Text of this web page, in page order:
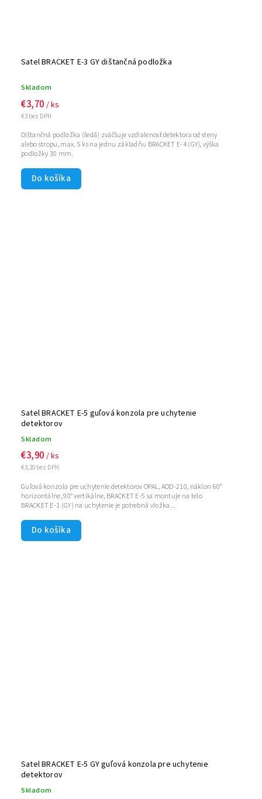
Satel BRACKET E-3 GY dištančná podložka
Skladom
€3 bez DPH
€3,70 / ks
Do košíka
Dištančná podložka (šedá) zväčšuje vzdialenosť detektora od steny
alebo stropu, max. 5 ks na jednu základňu BRACKET E-4 (GY), výška
podložky 30 mm.
Satel BRACKET E-5 guľová konzola pre uchytenie
detektorov
Skladom
€3,20 bez DPH
€3,90 / ks
Do košíka
Guľová konzola pre uchytenie detektorov OPAL, AOD-210, náklon 60°
horizontálne, 90° vertikálne, BRACKET E-5 sa montuje na telo
BRACKET E-1 (GY) na uchytenie je potrebná vložka...
Satel BRACKET E-5 GY guľová konzola pre uchytenie
detektorov
Skladom